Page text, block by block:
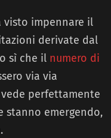
impennare il
derivate dal
sì che il numero di
via via
perfettamente
stanno emergendo,